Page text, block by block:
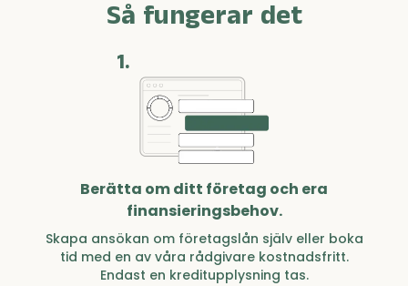
Så fungerar det
1.
Berätta om ditt företag och era
finansieringsbehov.
Skapa ansökan om företagslån själv eller boka
tid med en av våra rådgivare kostnadsfritt.
Endast en kreditupplysning tas.